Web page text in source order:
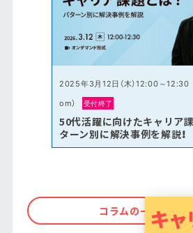
2025年3月12日（木）12:00～12:30
om）
受付終了
50代活躍に向けたキャリア
ターン別に解決事例を解説！
コラムの一覧へ戻る